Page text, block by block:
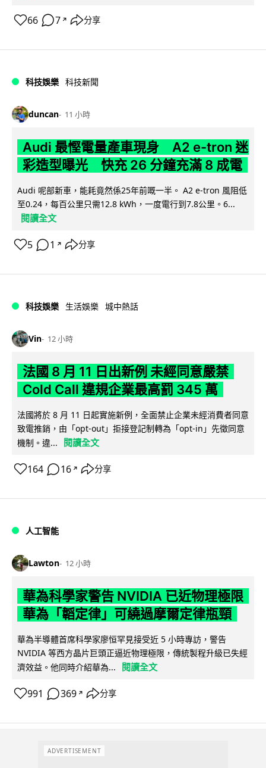
66 7 ↗ 分享
科技娛樂 科技新聞
duncan 11 小時
Audi 最慳電量產車現身 A2 e-tron 迷
彩造型曝光 快充 26 分鐘充滿 8 成電
Audi 呢部新車，能耗竟然係25年前嘅一半。 A2 e-tron 風阻低
至0.24，每百公里只需12.8 kWh，一度電行到7.8公里。6...
閱讀全文
5 1 ↗ 分享
科技娛樂 生活娛樂 城中熱話
Vin 12 小時
法國 8 月 11 日出新例 未經同意嚴禁
Cold Call 違規企業最高罰 345 萬
法國將於 8 月 11 日起實施新例，全面禁止企業未經消費者同意
致電推銷，由「opt-out」拒接登記制轉為「opt-in」先徵同意
機制。違...
閱讀全文
164 16 ↗ 分享
人工智能
Lawton 12 小時
華為科學家警告 NVIDIA 已近物理極限
華為「韜定律」可繞過摩爾定律瓶頸
華為半導體首席科學家廖恒罕見接受近 5 小時專訪，警告
NVIDIA 等西方晶片巨頭正逼近物理極限，傳統製程升級已失經
濟效益。他同時介紹華為...
閱讀全文
991 369 ↗ 分享
ADVERTISEMENT